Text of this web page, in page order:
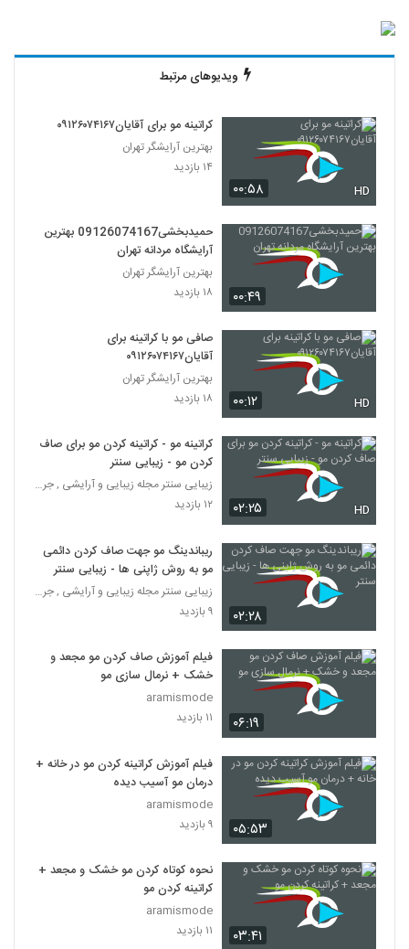
ویدیوهای مرتبط
۰۰:۵۸ HD
کراتینه مو برای آقایان۰۹۱۲۶۰۷۴۱۶۷
بهترین آرایشگر تهران
۱۴ بازدید
۰۰:۴۹
حمیدبخشی09126074167 بهترین
آرایشگاه مردانه تهران
بهترین آرایشگر تهران
۱۸ بازدید
۰۰:۱۲ HD
صافی مو با کراتینه برای
آقایان۰۹۱۲۶۰۷۴۱۶۷
بهترین آرایشگر تهران
۱۸ بازدید
۰۲:۲۵ HD
کراتینه مو - کراتینه کردن مو برای صاف
کردن مو - زیبایی سنتر
زیبایی سنتر مجله زیبایی و آرایشی , جراحی زیبایی, س
۱۲ بازدید
۰۲:۲۸
ریباندینگ مو جهت صاف کردن دائمی
مو به روش ژاپنی ها - زیبایی سنتر
زیبایی سنتر مجله زیبایی و آرایشی , جراحی زیبایی, س
۹ بازدید
۰۶:۱۹
فیلم آموزش صاف کردن مو مجعد و
خشک + نرمال سازی مو
aramismode
۱۱ بازدید
۰۵:۵۳
فیلم آموزش کراتینه کردن مو در خانه +
درمان مو آسیب دیده
aramismode
۹ بازدید
۰۳:۴۱
نحوه کوتاه کردن مو خشک و مجعد +
کراتینه کردن مو
aramismode
۱۱ بازدید